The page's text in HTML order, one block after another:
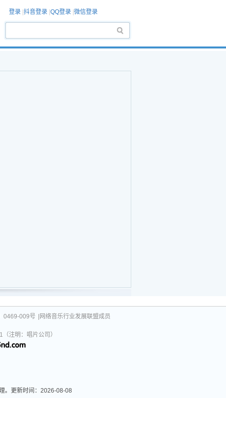
登录 抖音登录 QQ登录 微信登录
0469-009号 |网络音乐行业发展联盟成员
注明：唱片公司）
。更新时间：2026-08-08